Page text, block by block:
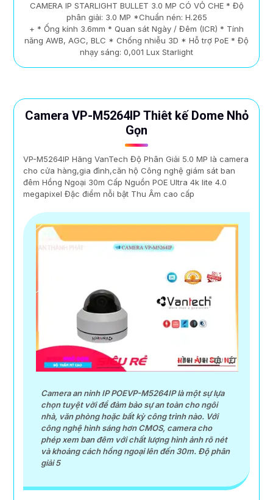
CAMERA IP STARLIGHT BULLET 3.0 MP CÓ VỎ CHE * Độ
phân giải: 3.0 MP *Chuẩn nén: H.265
+ * Ống kính 3.6mm * Quan sát Ngày / Đêm (ICR) * Tính
năng AWB, AGC, BLC * Chống nhiễu 3D * Hỗ trợ PoE * Độ
nhạy sáng: 0,001 Lux Starlight
Camera VP-M5264IP Thiêt kế Dome Nhỏ
Gọn
VP-M5264IP Hãng VanTech Độ Phân Giải 5.0 MP là camera
cho cửa hàng,gia đình,căn hộ Công nghệ giám sát ban
đêm Hồng Ngoại 30m Cấp Nguồn POE Ultra 4k lite 4.0
megapixel Đặc điểm nỗi bật Thu Âm cao cấp
Camera an ninh IP POEVP-M5264IP là một sự lựa
chọn tuyệt vời để đảm bảo sự an toàn cho ngôi
nhà, văn phòng hoặc bất kỳ công trình nào. Với
công nghệ hình sáng hơn CMOS, camera cho
phép xem ban đêm với chất lượng hình ảnh rõ nét
và khoảng cách hồng ngoại lên đến 30m. Độ phân
giải 5